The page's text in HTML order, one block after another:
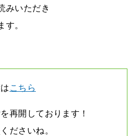
みいただき
す。
こちら
再開しております！
ださいね。